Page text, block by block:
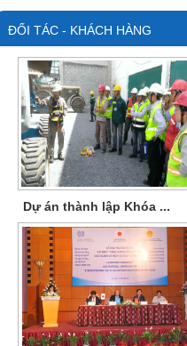
ĐỐI TÁC - KHÁCH HÀNG
Dự án thành lập Khóa ...